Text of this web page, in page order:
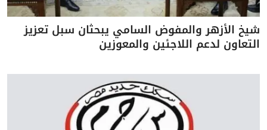
شيخ الأزهر والمفوض السامي يبحثان سبل تعزيز
التعاون لدعم اللاجئين والمعوزين